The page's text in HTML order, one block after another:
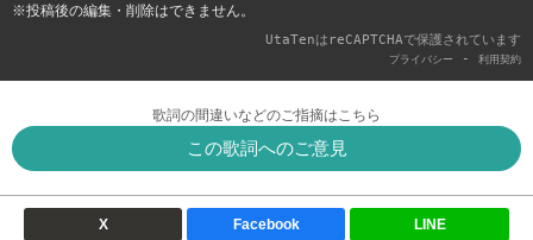
※投稿後の編集・削除はできません。
UtaTenはreCAPTCHAで保護されています
プライバシー - 利用契約
歌詞の間違いなどのご指摘はこちら
この歌詞へのご意見
X Facebook LINE